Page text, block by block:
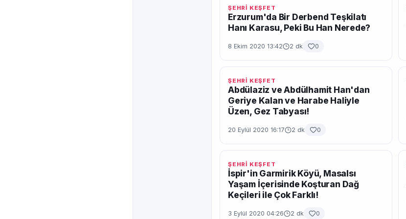
ŞEHRİ KEŞFET
Erzurum'da Bir Derbend Teşkilatı
Hanı Karasu, Peki Bu Han Nerede?
8 Ekim 2020 13:42 2 dk 0
ŞEHRİ KEŞFET
Abdülaziz ve Abdülhamit Han'dan
Geriye Kalan ve Harabe Haliyle
Üzen, Gez Tabyası!
20 Eylül 2020 16:17 2 dk 0
ŞEHRİ KEŞFET
İspir'in Garmirik Köyü, Masalsı
Yaşam İçerisinde Koşturan Dağ
Keçileri ile Çok Farklı!
3 Eylül 2020 04:26 2 dk 0